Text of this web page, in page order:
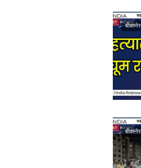
बीकानेर
बीकानेर